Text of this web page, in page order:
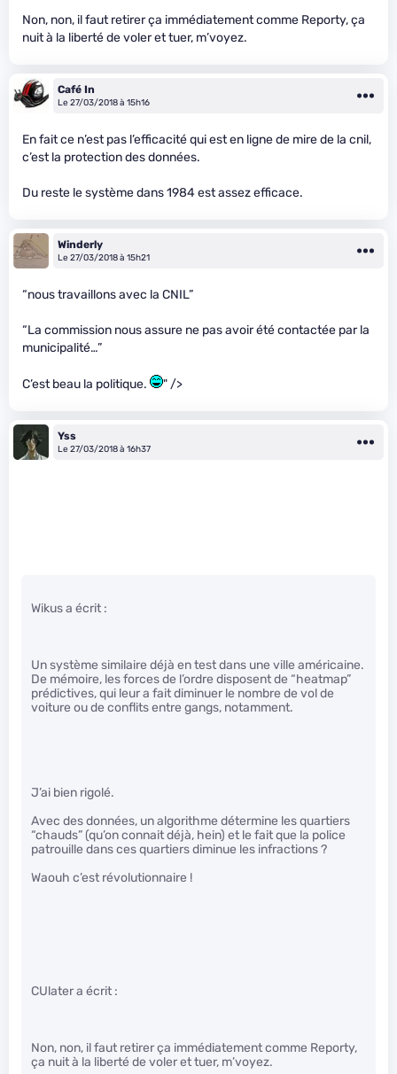
Non, non, il faut retirer ça immédiatement comme Reporty, ça
nuit à la liberté de voler et tuer, m’voyez.
Café In
Le 27/03/2018 à 15h16
En fait ce n’est pas l’efficacité qui est en ligne de mire de la cnil,
c’est la protection des données.
Du reste le système dans 1984 est assez efficace.
Winderly
Le 27/03/2018 à 15h21
“nous travaillons avec la CNIL”
“La commission nous assure ne pas avoir été contactée par la
municipalité…”
C’est beau la politique. " />
Yss
Le 27/03/2018 à 16h37
Wikus a écrit :
Un système similaire déjà en test dans une ville américaine.
De mémoire, les forces de l’ordre disposent de “heatmap”
prédictives, qui leur a fait diminuer le nombre de vol de
voiture ou de conflits entre gangs, notamment.
J’ai bien rigolé.
Avec des données, un algorithme détermine les quartiers
“chauds” (qu’on connait déjà, hein) et le fait que la police
patrouille dans ces quartiers diminue les infractions ?
Waouh c’est révolutionnaire !
CUlater a écrit :
Non, non, il faut retirer ça immédiatement comme Reporty,
ça nuit à la liberté de voler et tuer, m’voyez.